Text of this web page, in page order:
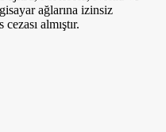
ağlarına izinsiz
almıştır.